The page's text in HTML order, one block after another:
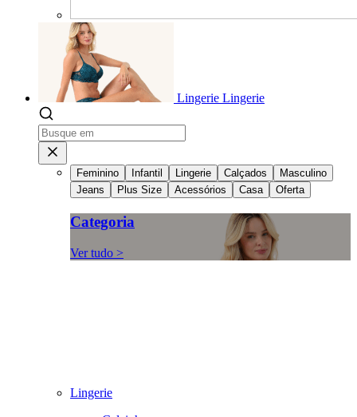
Lingerie Lingerie
Feminino Infantil Lingerie Calçados
Masculino
Jeans
Plus Size Acessórios Casa Oferta
Categoria
Ver tudo >
Lingerie